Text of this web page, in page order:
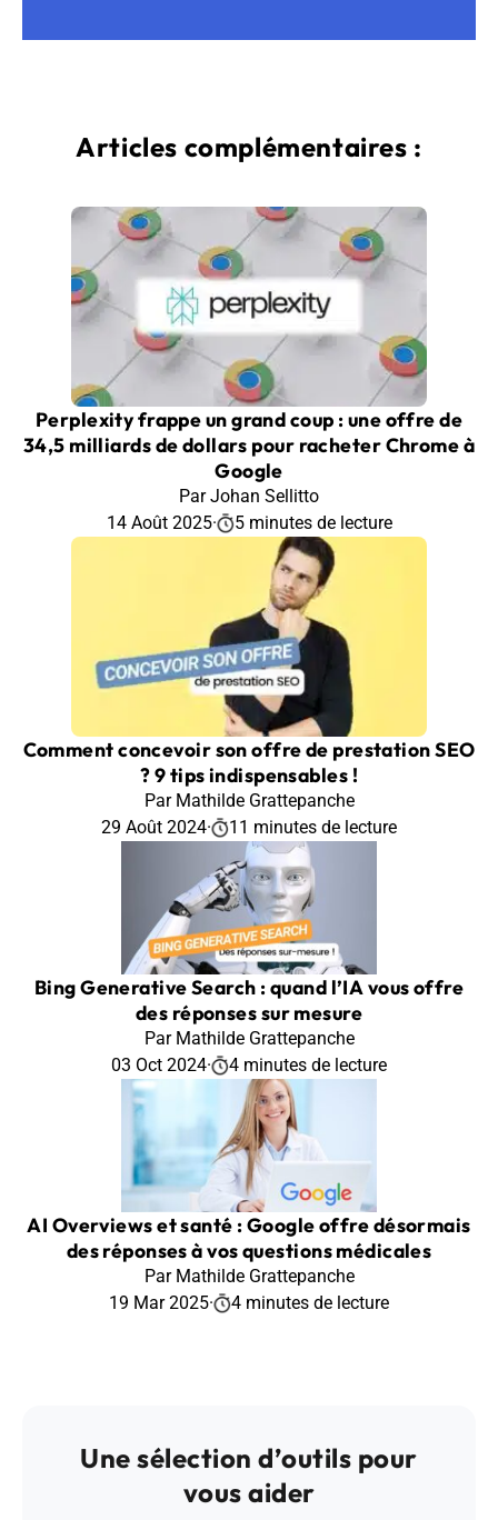
Articles complémentaires :
Perplexity frappe un grand coup : une offre de
34,5 milliards de dollars pour racheter Chrome à
Google
Par Johan Sellitto
14 Août 2025· 5 minutes de lecture
Comment concevoir son offre de prestation SEO
? 9 tips indispensables !
Par Mathilde Grattepanche
29 Août 2024· 11 minutes de lecture
Bing Generative Search : quand l’IA vous offre
des réponses sur mesure
Par Mathilde Grattepanche
03 Oct 2024· 4 minutes de lecture
AI Overviews et santé : Google offre désormais
des réponses à vos questions médicales
Par Mathilde Grattepanche
19 Mar 2025· 4 minutes de lecture
Une sélection d’outils pour
vous aider